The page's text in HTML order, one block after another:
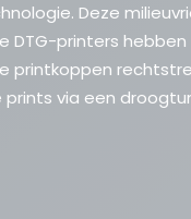
Deze
printers
prints via een